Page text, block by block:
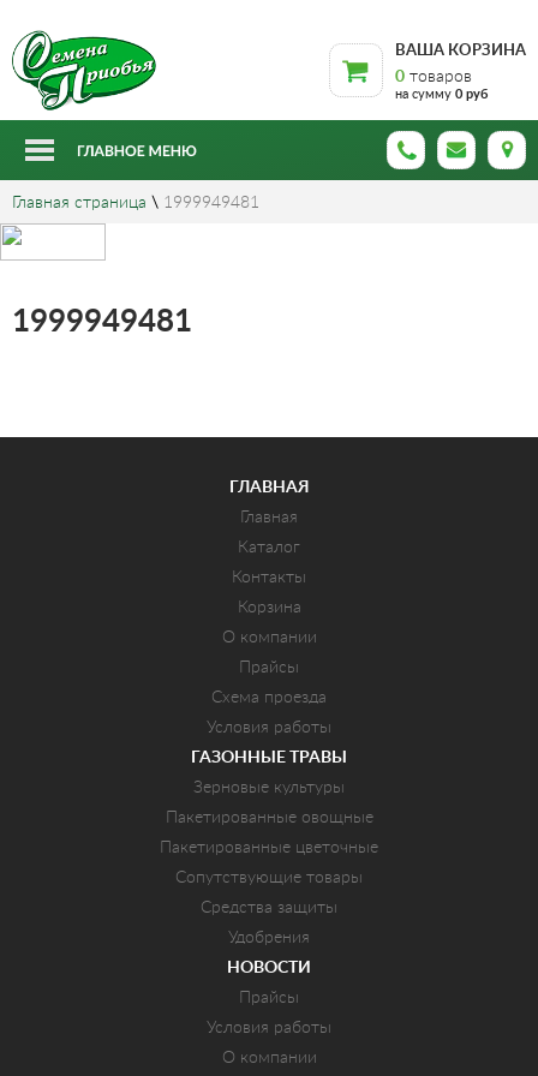
ВАША КОРЗИНА
0 товаров
на сумму 0 руб
Главная страница \ 1999949481
1999949481
ГЛАВНАЯ
Главная
Каталог
Контакты
Корзина
О компании
Прайсы
Схема проезда
Условия работы
ГАЗОННЫЕ ТРАВЫ
Зерновые культуры
Пакетированные овощные
Пакетированные цветочные
Сопутствующие товары
Средства защиты
Удобрения
НОВОСТИ
Прайсы
Условия работы
О компании